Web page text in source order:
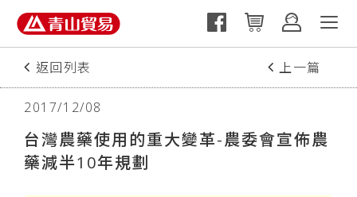
返回列表 上一篇
2017/12/08
台灣農藥使用的重大變革-農委會宣佈農
藥減半10年規劃